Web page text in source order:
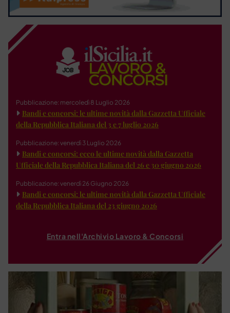
Pubblicazione: mercoledì 8 Luglio 2026
Bandi e concorsi: le ultime novità dalla Gazzetta Ufficiale
della Repubblica Italiana del 3 e 7 luglio 2026
Pubblicazione: venerdì 3 Luglio 2026
Bandi e concorsi: ecco le ultime novità dalla Gazzetta
Ufficiale della Repubblica Italiana del 26 e 30 giugno 2026
Pubblicazione: venerdì 26 Giugno 2026
Bandi e concorsi: le ultime novità dalla Gazzetta Ufficiale
della Repubblica Italiana del 23 giugno 2026
Entra nell'Archivio Lavoro & Concorsi